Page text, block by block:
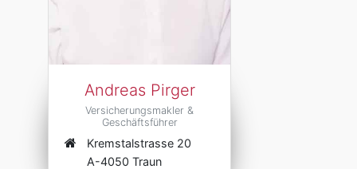
Andreas Pirger
Versicherungsmakler &
Geschäftsführer
Kremstalstrasse 20
A-4050 Traun